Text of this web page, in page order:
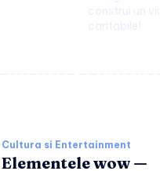
Cultura si Entertainment
Elementele wow —